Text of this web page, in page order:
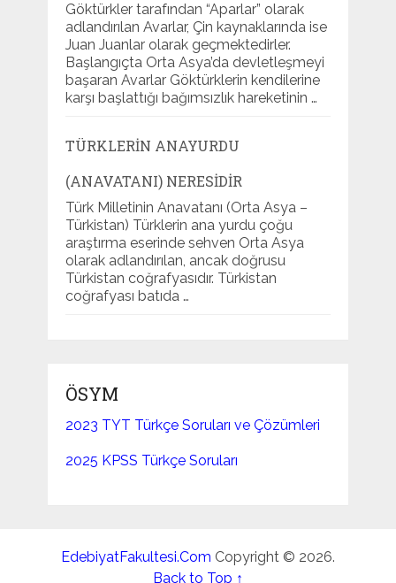
Göktürkler tarafından “Aparlar” olarak
adlandırılan Avarlar, Çin kaynaklarında ise
Juan Juanlar olarak geçmektedirler.
Başlangıçta Orta Asya’da devletleşmeyi
başaran Avarlar Göktürklerin kendilerine
karşı başlattığı bağımsızlık hareketinin …
TÜRKLERIN ANAYURDU
(ANAVATANI) NERESIDIR
Türk Milletinin Anavatanı (Orta Asya –
Türkistan) Türklerin ana yurdu çoğu
araştırma eserinde sehven Orta Asya
olarak adlandırılan, ancak doğrusu
Türkistan coğrafyasıdır. Türkistan
coğrafyası batıda …
ÖSYM
2023 TYT Türkçe Soruları ve Çözümleri
2025 KPSS Türkçe Soruları
EdebiyatFakultesi.Com Copyright © 2026.
Back to Top ↑